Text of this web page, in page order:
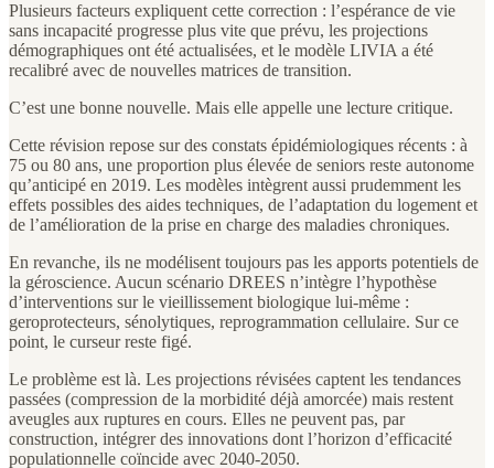
Plusieurs facteurs expliquent cette correction : l’espérance de vie
sans incapacité progresse plus vite que prévu, les projections
démographiques ont été actualisées, et le modèle LIVIA a été
recalibré avec de nouvelles matrices de transition.
C’est une bonne nouvelle. Mais elle appelle une lecture critique.
Cette révision repose sur des constats épidémiologiques récents : à
75 ou 80 ans, une proportion plus élevée de seniors reste autonome
qu’anticipé en 2019. Les modèles intègrent aussi prudemment les
effets possibles des aides techniques, de l’adaptation du logement et
de l’amélioration de la prise en charge des maladies chroniques.
En revanche, ils ne modélisent toujours pas les apports potentiels de
la géroscience. Aucun scénario DREES n’intègre l’hypothèse
d’interventions sur le vieillissement biologique lui-même :
geroprotecteurs, sénolytiques, reprogrammation cellulaire. Sur ce
point, le curseur reste figé.
Le problème est là. Les projections révisées captent les tendances
passées (compression de la morbidité déjà amorcée) mais restent
aveugles aux ruptures en cours. Elles ne peuvent pas, par
construction, intégrer des innovations dont l’horizon d’efficacité
populationnelle coïncide avec 2040-2050.